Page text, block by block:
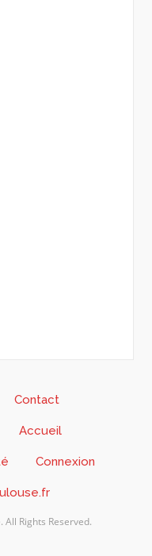
Contact
Accueil
Connexion
All Rights Reserved.